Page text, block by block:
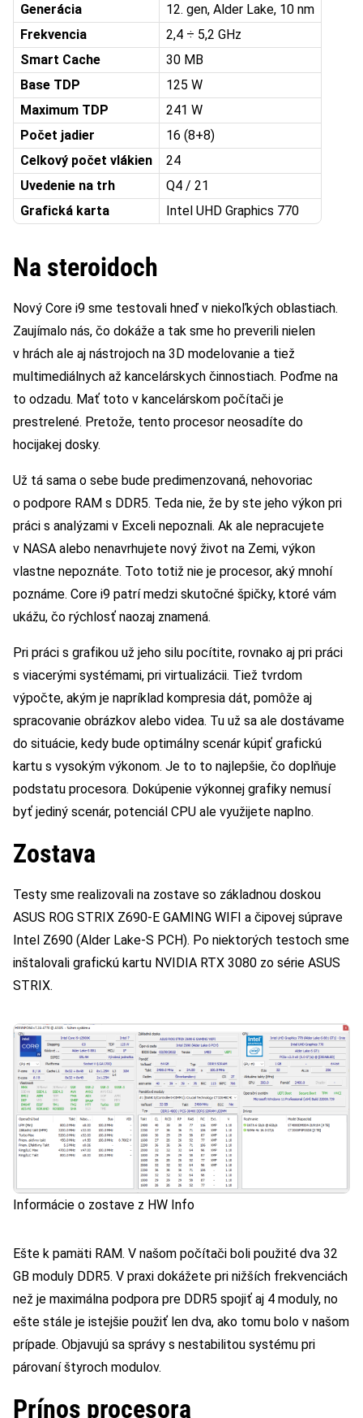
Generácia
12. gen, Alder Lake, 10 nm
Frekvencia
2,4 ÷ 5,2 GHz
Smart Cache
30 MB
Base TDP
125 W
Maximum TDP
241 W
Počet jadier
16 (8+8)
Celkový počet vlákien
24
Uvedenie na trh
Q4 / 21
Grafická karta
Intel UHD Graphics 770
Na steroidoch
Nový Core i9 sme testovali hneď v niekoľkých oblastiach.
Zaujímalo nás, čo dokáže a tak sme ho preverili nielen
v hrách ale aj nástrojoch na 3D modelovanie a tiež
multimediálnych až kancelárskych činnostiach. Poďme na
to odzadu. Mať toto v kancelárskom počítači je
prestrelené. Pretože, tento procesor neosadíte do
hocijakej dosky.
Už tá sama o sebe bude predimenzovaná, nehovoriac
o podpore RAM s DDR5. Teda nie, že by ste jeho výkon pri
práci s analýzami v Exceli nepoznali. Ak ale nepracujete
v NASA alebo nenavrhujete nový život na Zemi, výkon
vlastne nepoznáte. Toto totiž nie je procesor, aký mnohí
poznáme. Core i9 patrí medzi skutočné špičky, ktoré vám
ukážu, čo rýchlosť naozaj znamená.
Pri práci s grafikou už jeho silu pocítite, rovnako aj pri práci
s viacerými systémami, pri virtualizácii. Tiež tvrdom
výpočte, akým je napríklad kompresia dát, pomôže aj
spracovanie obrázkov alebo videa. Tu už sa ale dostávame
do situácie, kedy bude optimálny scenár kúpiť grafickú
kartu s vysokým výkonom. Je to to najlepšie, čo doplňuje
podstatu procesora. Dokúpenie výkonnej grafiky nemusí
byť jediný scenár, potenciál CPU ale využijete naplno.
Zostava
Testy sme realizovali na zostave so základnou doskou
ASUS ROG STRIX Z690-E GAMING WIFI a čipovej súprave
Intel Z690 (Alder Lake-S PCH). Po niektorých testoch sme
inštalovali grafickú kartu NVIDIA RTX 3080 zo série ASUS
STRIX.
Informácie o zostave z HW Info
Ešte k pamäti RAM. V našom počítači boli použité dva 32
GB moduly DDR5. V praxi dokážete pri nižších frekvenciách
než je maximálna podpora pre DDR5 spojiť aj 4 moduly, no
ešte stále je istejšie použiť len dva, ako tomu bolo v našom
prípade. Objavujú sa správy s nestabilitou systému pri
párovaní štyroch modulov.
Prínos procesora